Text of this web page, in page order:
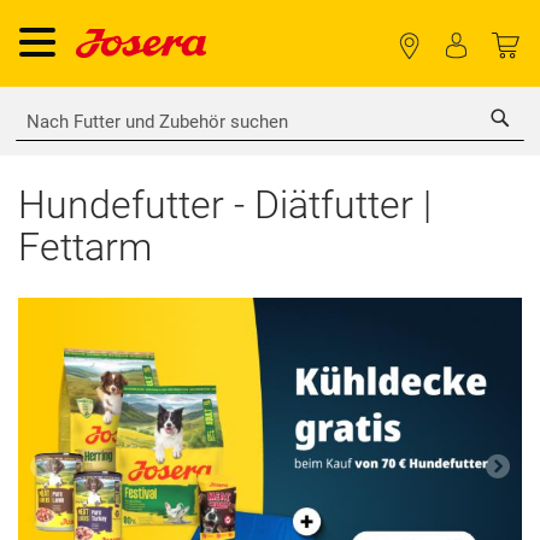
Hundefutter - Diätfutter |
Fettarm